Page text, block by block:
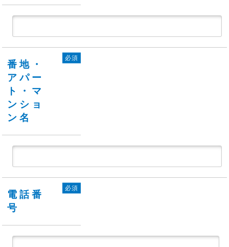
番地・
アパー
ト・マ
ンショ
ン名
必須
電話番
号
必須